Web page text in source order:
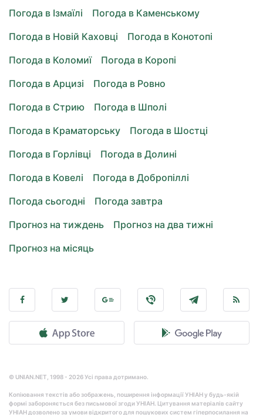
Погода в Ізмаїлі
Погода в Каменському
Погода в Новій Каховці
Погода в Конотопі
Погода в Коломиї
Погода в Коропі
Погода в Арцизі
Погода в Ровно
Погода в Стрию
Погода в Шполі
Погода в Краматорську
Погода в Шостці
Погода в Горлівці
Погода в Долині
Погода в Ковелі
Погода в Добропіллі
Погода сьогодні
Погода завтра
Прогноз на тиждень
Прогноз на два тижні
Прогноз на місяць
© UNIAN.NET, 1998 - 2026 Усі права дотримано.
Копіювання текстів або зображень, поширення інформації УНІАН у будь-якій
формі забороняється без письмової згоди УНІАН. Цитування матеріалів сайту
УНІАН дозволено за умови відкритого для пошукових систем гіперпосилання на